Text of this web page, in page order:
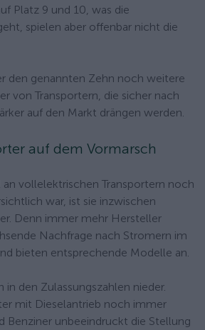
Platz 9 und 10, was die
spielen aber offenbar nicht die
den genannten Zehn noch weitere
von Transportern, die sicher nach
auf den Markt drängen werden.
auf dem Vormarsch
an vollelektrischen Transportern noch
war, ist sie inzwischen
Denn immer mehr Hersteller
Nachfrage nach Stromern im
bieten entsprechende Modelle an.
in den Zulassungszahlen nieder.
mit Dieselantrieb noch immer
Benziner unbeeindruckt die Stellung